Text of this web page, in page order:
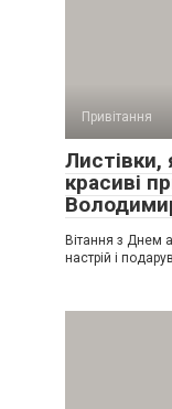
Привітання
Листівки,
красиві
Вітання з Днем
настрій і